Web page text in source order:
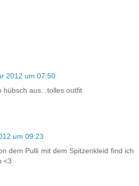
2012 um 07:50
hübsch aus...tolles outfit
um 09:23
dem Pulli mit dem Spitzenkleid find ich
<3